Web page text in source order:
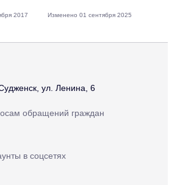
2017 Изменено 01 сентября 2025
ул. Ленина, 6
обращений граждан
в соцсетях